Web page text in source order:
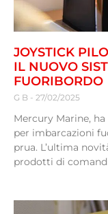
JOYSTICK
IL NUOVO
FUORIBORDO
G B 27/02/2025
Mercury Marine,
per imbarcazioni
prua. L’ultima
prodotti di